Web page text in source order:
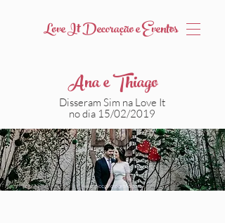
Love It Decoração e Eventos
Disseram Sim na Love It
no dia 15/02/2019
Ana e Thiago